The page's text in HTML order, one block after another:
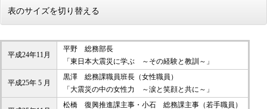
表のサイズを切り替える
平成24年11月
平野 総務部長
「東日本大震災に学ぶ ～その経験と教訓～」
平成25年 5 月
黒澤 総務課職員班長（女性職員）
「大震災の中の女性力 ～涙と笑顔と共に～」
松橋 復興推進課主事・小石 総務課主事（若手職員）